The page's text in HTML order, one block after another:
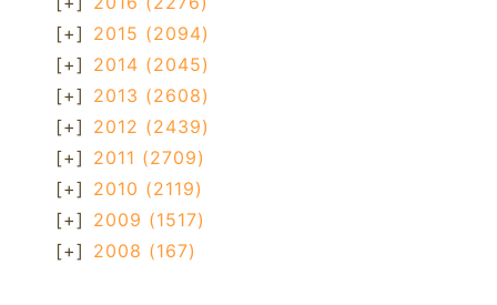
[+] 2015 (2094)
[+] 2014 (2045)
[+] 2013 (2608)
[+] 2012 (2439)
[+] 2011 (2709)
[+] 2010 (2119)
[+] 2009 (1517)
[+] 2008 (167)